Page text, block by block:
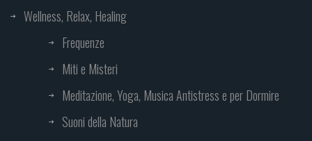
Wellness, Relax, Healing
Frequenze
Miti e Misteri
Meditazione, Yoga, Musica Antistress e per Dormire
Suoni della Natura